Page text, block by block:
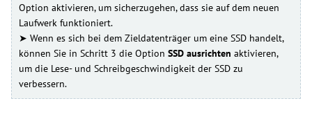
Option aktivieren, um sicherzugehen, dass sie auf dem neuen
Laufwerk funktioniert.
➤ Wenn es sich bei dem Zieldatenträger um eine SSD handelt,
können Sie in Schritt 3 die Option SSD ausrichten aktivieren,
um die Lese- und Schreibgeschwindigkeit der SSD zu
verbessern.